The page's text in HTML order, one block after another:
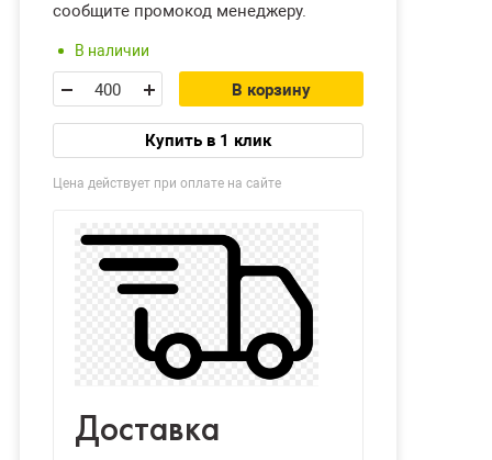
сообщите промокод менеджеру.
В наличии
В корзину
Купить в 1 клик
Цена действует при оплате на сайте
Доставка